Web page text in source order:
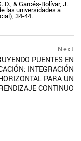
D., & Garcés-Bolívar, J.
las universidades a
34-44.
Next
PUENTES EN
INTEGRACIÓN
PARA UN
CONTINUO